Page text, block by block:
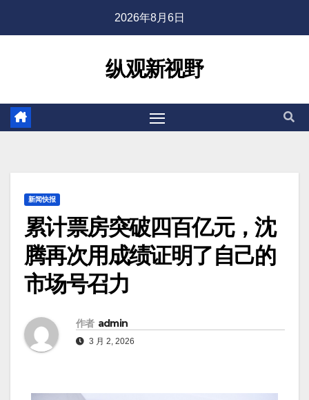
2026年8月6日
纵观新视野
新闻快报
累计票房突破四百亿元，沈
腾再次用成绩证明了自己的
市场号召力
作者 admin
3 月 2, 2026